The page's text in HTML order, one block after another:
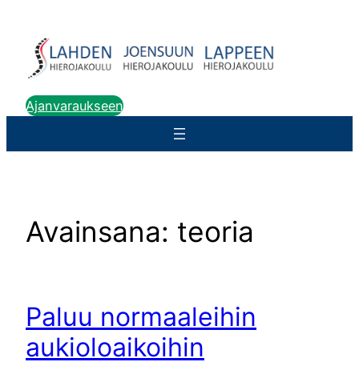
sisältöön
Ajanvaraukseen
Avainsana: teoria
Paluu normaaleihin
aukioloaikoihin